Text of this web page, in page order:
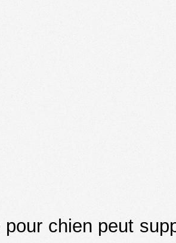
chien peut